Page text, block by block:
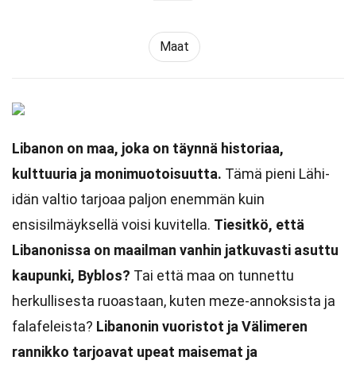
Maat
Libanon on maa, joka on täynnä historiaa,
kulttuuria ja monimuotoisuutta. Tämä pieni Lähi-
idän valtio tarjoaa paljon enemmän kuin
ensisilmäyksellä voisi kuvitella. Tiesitkö, että
Libanonissa on maailman vanhin jatkuvasti asuttu
kaupunki, Byblos? Tai että maa on tunnettu
herkullisesta ruoastaan, kuten meze-annoksista ja
falafeleista? Libanonin vuoristot ja Välimeren
rannikko tarjoavat upeat maisemat ja